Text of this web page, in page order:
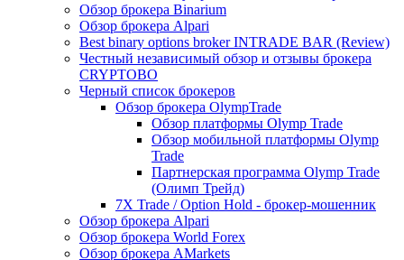
Обзор брокера Binarium
Обзор брокера Alpari
Best binary options broker INTRADE BAR (Review)
Честный независимый обзор и отзывы брокера
CRYPTOBO
Черный список брокеров
Обзор брокера OlympTrade
Обзор платформы Olymp Trade
Обзор мобильной платформы Olymp
Trade
Партнерская программа Olymp Trade
(Олимп Трейд)
7X Trade / Option Hold - брокер-мошенник
Обзор брокера Alpari
Обзор брокера World Forex
Обзор брокера AMarkets